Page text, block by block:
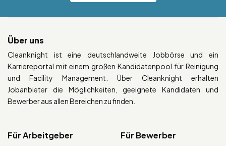
Über uns
Cleanknight ist eine deutschlandweite Jobbörse und ein
Karriereportal mit einem großen Kandidatenpool für Reinigung
und Facility Management. Über Cleanknight erhalten
Jobanbieter die Möglichkeiten, geeignete Kandidaten und
Bewerber aus allen Bereichen zu finden.
Für Arbeitgeber Für Bewerber